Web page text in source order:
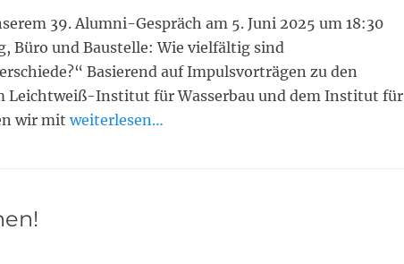
39. Alumni-Gespräch am 5. Juni 2025 um 18:30
Büro und Baustelle: Wie vielfältig sind
Basierend auf Impulsvorträgen zu den
Leichtweiß-Institut für Wasserbau und dem Institut für
wir mit weiterlesen…